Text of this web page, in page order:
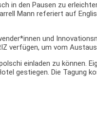
in den Pausen zu
Mann referiert auf
und
verfügen, um vom
einladen zu können.
gestiegen. Die Tagung